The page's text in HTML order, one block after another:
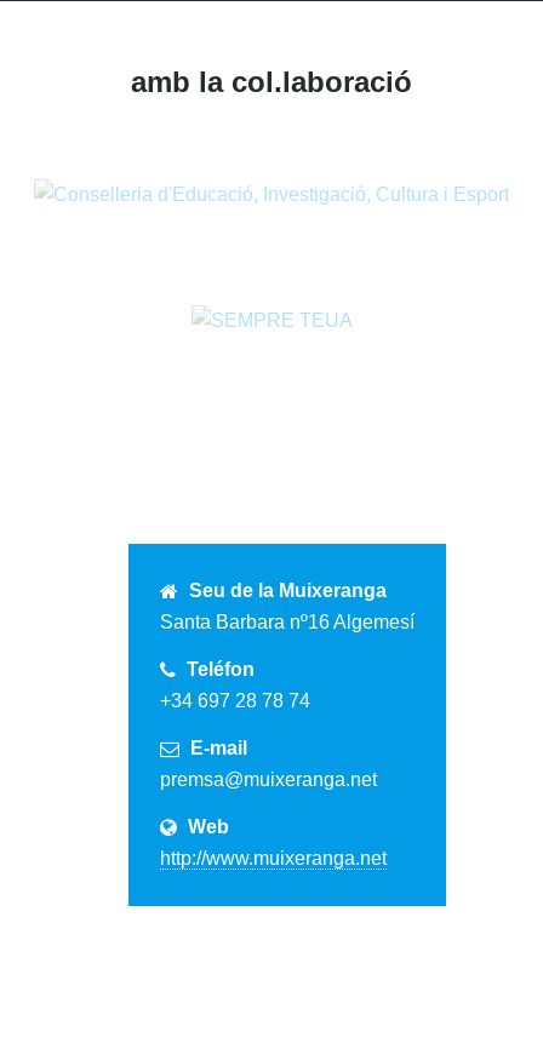
amb la col.laboració
Seu de la Muixeranga
Santa Barbara nº16 Algemesí
Teléfon
+34 697 28 78 74
E-mail
premsa@muixeranga.net
Web
http://www.muixeranga.net